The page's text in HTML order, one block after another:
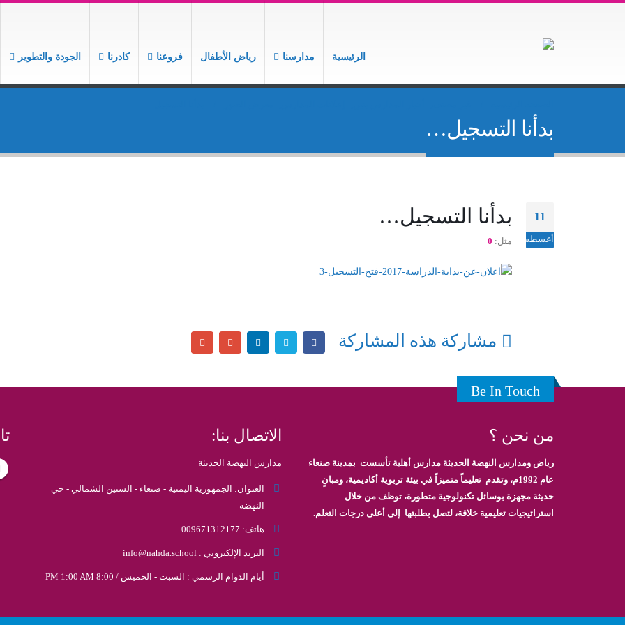
الرئيسية مدارسنا رياض الأطفال فروعنا كادرنا الجودة والتطوير
بدأنا التسجيل…
11
أغسطس
بدأنا التسجيل…
مثل: 0
مشاركة هذه المشاركة
Be In Touch
من نحن ؟
رياض ومدارس النهضة الحديثة مدارس أهلية تأسست بمدينة صنعاء
عام 1992م، وتقدم تعليماً متميزاً في بيئة تربوية أكاديمية، ومبانٍ
حديثة مجهزة بوسائل تكنولوجية متطورة، توظف من خلال
استراتيجيات تعليمية خلاقة، لتصل بطلبتها إلى أعلى درجات التعلم.
الاتصال بنا:
مدارس النهضة الحديثة
العنوان:
الجمهورية اليمنية - صنعاء - الستين الشمالي - حي
النهضة
هاتف: 009671312177
البريد الإلكتروني : info@nahda.school
أيام الدوام الرسمي : السبت - الخميس / 8:00 PM 1:00 AM